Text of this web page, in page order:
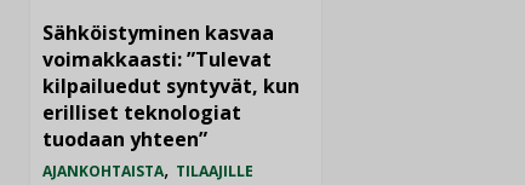
Sähköistyminen kasvaa
voimakkaasti: ”Tulevat
kilpailuedut syntyvät, kun
erilliset teknologiat
tuodaan yhteen”
AJANKOHTAISTA, TILAAJILLE